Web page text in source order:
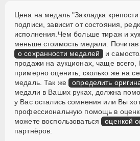
Цена на медаль "Закладка
подписи, зависит от состояния,
исполнения.Чем больше тираж и
меньше стоимость медали. Почитав
о сохранности медалей и
продажи на аукционах, чаще
примерно оценить, сколько же на
медаль. Так же определить
медали в Ваших руках, должна
у Вас остались сомнения или Вы
профессиональную помощь в
можете воспользоваться оценкой
партнёров.